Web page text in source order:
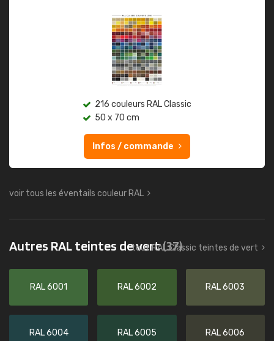
216 couleurs RAL Classic
50 x 70 cm
Infos / commande
voir tous les éventails couleur RAL
Autres RAL teintes de vert(37)
tout RAL Classic teintes de vert
RAL 6001 RAL 6002 RAL 6003
RAL 6004 RAL 6005 RAL 6006